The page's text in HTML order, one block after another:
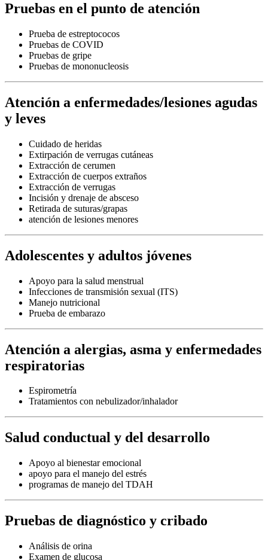
Pruebas en el punto de atención
Prueba de estreptococos
Pruebas de COVID
Pruebas de gripe
Pruebas de mononucleosis
Atención a enfermedades/lesiones agudas
y leves
Cuidado de heridas
Extirpación de verrugas cutáneas
Extracción de cerumen
Extracción de cuerpos extraños
Extracción de verrugas
Incisión y drenaje de absceso
Retirada de suturas/grapas
atención de lesiones menores
Adolescentes y adultos jóvenes
Apoyo para la salud menstrual
Infecciones de transmisión sexual (ITS)
Manejo nutricional
Prueba de embarazo
Atención a alergias, asma y enfermedades
respiratorias
Espirometría
Tratamientos con nebulizador/inhalador
Salud conductual y del desarrollo
Apoyo al bienestar emocional
apoyo para el manejo del estrés
programas de manejo del TDAH
Pruebas de diagnóstico y cribado
Análisis de orina
Examen de glucosa